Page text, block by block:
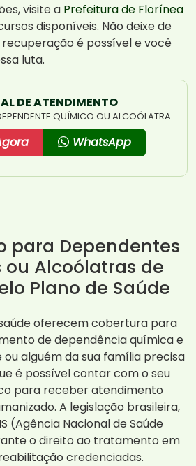
visite a Prefeitura de Florínea
disponíveis. Não deixe de
recuperação é possível e você
luta.
DE ATENDIMENTO
QUÍMICO OU ALCOÓLATRA
WhatsApp
para Dependentes
Alcoólatras de
Plano de Saúde
oferecem cobertura para
de dependência química e
ou alguém da sua família precisa
é possível contar com o seu
para receber atendimento
A legislação brasileira,
(Agência Nacional de Saúde
o direito ao tratamento em
credenciadas.